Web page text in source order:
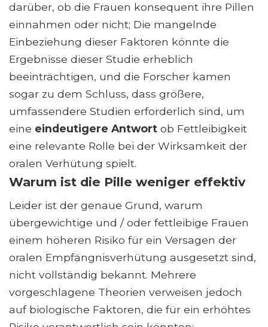
darüber, ob die Frauen konsequent ihre Pillen
einnahmen oder nicht; Die mangelnde
Einbeziehung dieser Faktoren könnte die
Ergebnisse dieser Studie erheblich
beeinträchtigen, und die Forscher kamen
sogar zu dem Schluss, dass größere,
umfassendere Studien erforderlich sind, um
eine eindeutigere Antwort ob Fettleibigkeit
eine relevante Rolle bei der Wirksamkeit der
oralen Verhütung spielt.
Warum ist die Pille weniger effektiv
Leider ist der genaue Grund, warum
übergewichtige und / oder fettleibige Frauen
einem höheren Risiko für ein Versagen der
oralen Empfängnisverhütung ausgesetzt sind,
nicht vollständig bekannt. Mehrere
vorgeschlagene Theorien verweisen jedoch
auf biologische Faktoren, die für ein erhöhtes